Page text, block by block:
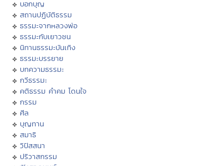
บอกบุญ
สถานปฏิบัติธรรม
ธรรมะจากหลวงพ่อ
ธรรมะกับเยาวชน
นิทานธรรมะบันเทิง
ธรรมะบรรยาย
บทความธรรมะ
กวีธรรมะ
คติธรรม คำคม โดนใจ
กรรม
ศีล
บุญทาน
สมาธิ
วิปัสสนา
ปริวาสกรรม